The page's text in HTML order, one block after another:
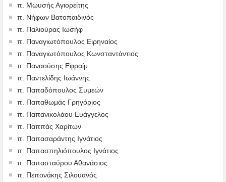
π. Μωυσής Αγιορείτης
π. Νήφων Βατοπαιδινός
π. Παλιούρας Ιωσήφ
π. Παναγιωτόπουλος Ειρηναίος
π. Παναγιωτόπουλος Κωνσταντάντιος
π. Παναούσης Εφραίμ
π. Παντελίδης Ιωάννης
π. Παπαδόπουλος Συμεών
π. Παπαθωμάς Γρηγόριος
π. Παπανικολάου Ευάγγελος
π. Παππάς Χαρίτων
π. Παπασαράντης Ιγνάτιος
π. Παπασπηλιόπουλος Ιγνάτιος
π. Παπασταύρου Αθανάσιος
π. Πεπονάκης Σιλουανός